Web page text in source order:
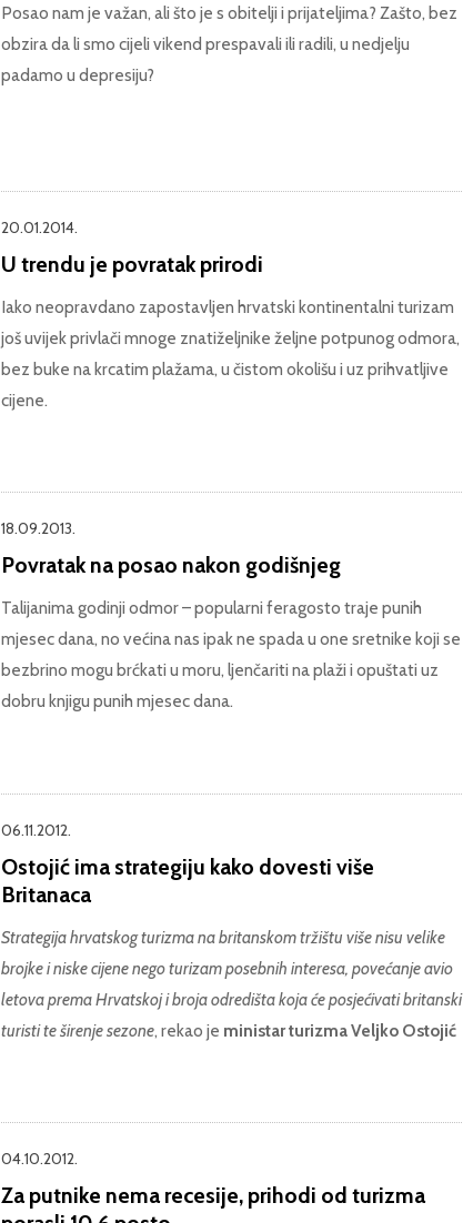
Posao nam je važan, ali što je s obitelji i prijateljima? Zašto, bez
obzira da li smo cijeli vikend prespavali ili radili, u nedjelju
padamo u depresiju?
20.01.2014.
U trendu je povratak prirodi
Iako neopravdano zapostavljen hrvatski kontinentalni turizam
još uvijek privlači mnoge znatiželjnike željne potpunog odmora,
bez buke na krcatim plažama, u čistom okolišu i uz prihvatljive
cijene.
18.09.2013.
Povratak na posao nakon godišnjeg
Talijanima godinji odmor – popularni feragosto traje punih
mjesec dana, no većina nas ipak ne spada u one sretnike koji se
bezbrino mogu brćkati u moru, ljenčariti na plaži i opuštati uz
dobru knjigu punih mjesec dana.
06.11.2012.
Ostojić ima strategiju kako dovesti više
Britanaca
Strategija hrvatskog turizma na britanskom tržištu više nisu velike
brojke i niske cijene nego turizam posebnih interesa, povećanje avio
letova prema Hrvatskoj i broja odredišta koja će posjećivati britanski
turisti te širenje sezone, rekao je ministar turizma Veljko Ostojić
04.10.2012.
Za putnike nema recesije, prihodi od turizma